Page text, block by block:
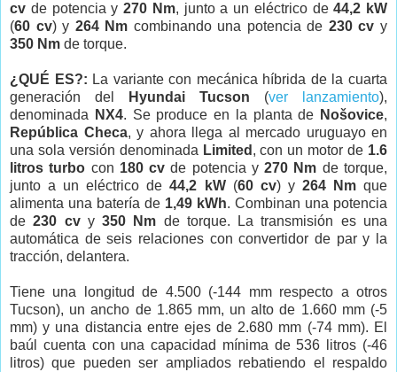
cv de potencia y 270 Nm, junto a un eléctrico de44,2 kW
(60 cv) y 264 Nm combinando una potencia de 230 cv y
350 Nm de torque.
¿QUÉ ES?: La variante con mecánica híbrida de la cuarta
generación del
Hyundai Tucson (ver lanzamiento),
denominada NX4. Se produce en la planta de Nošovice,
República Checa, y ahora llega al mercado uruguayo en
una sola versión denominada Limited , con un motor de 1.6
litros turbo con 180 cv de potencia y270 Nm de torque,
junto a un eléctrico de44,2 kW(60 cv) y 264 Nmque
alimenta una batería de 1,49 kWh. Combinan una potencia
de230 cvy350 Nm de torque. La transmisión es una
automática de seis relaciones con convertidor de par y la
tracción, delantera.
Tiene una longitud de 4.500 (-144 mm respecto a otros
Tucson), un ancho de 1.865 mm, un alto de 1.660 mm (-5
mm) y una distancia entre ejes de 2.680 mm (-74 mm). El
baúl cuenta con una capacidad mínima de 536 litros (-46
litros) que pueden ser ampliados rebatiendo el respaldo